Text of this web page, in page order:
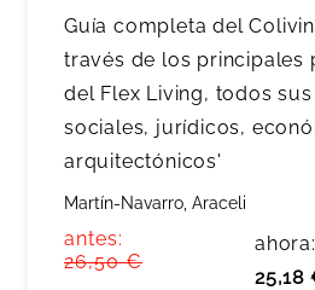
Guía completa del
través de los principales
del Flex Living, todos
sociales, jurídicos,
arquitectónicos'
Martín-Navarro, Araceli
antes:
26,50 €
ahora:
25,18